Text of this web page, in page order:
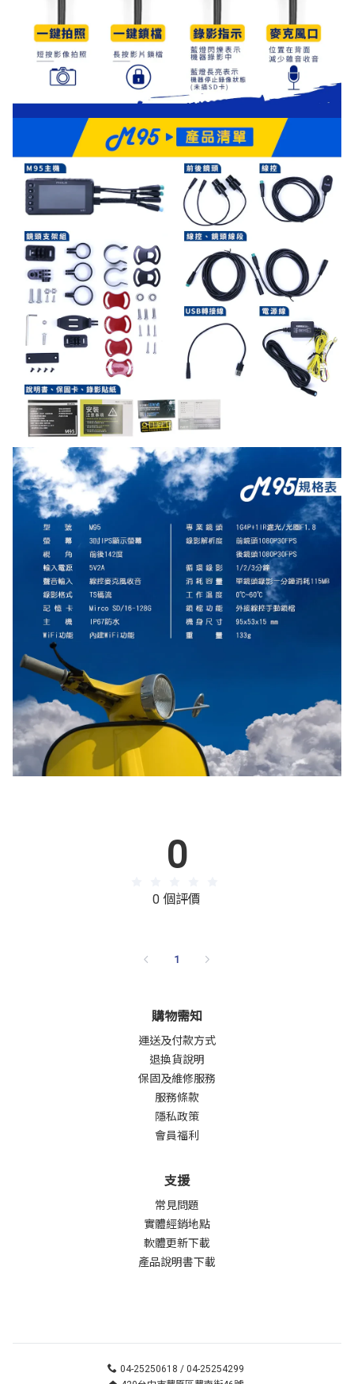
0
0 個評價
1
購物需知
運送及付款方式
退換貨說明
保固及維修服務
服務條款
隱私政策
會員福利
支援
常見問題
實體經銷地點
軟體更新下載
產品說明書下載
04-25250618 / 04-25254299